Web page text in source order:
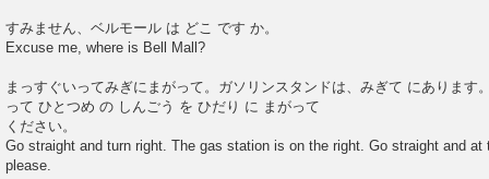
すみません、ベルモール は どこ です か。
Excuse me, where is Bell Mall?
まっすぐいってみぎにまがって。ガソリンスタンドは、みぎて にあります
って ひとつめ の しんごう を ひだり に まがって
ください。
Go straight and turn right. The gas station is on the right. Go straight and
please.